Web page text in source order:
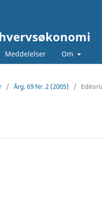
Meddelelser Om
/ Årg. 69 Nr. 2 (2005) /